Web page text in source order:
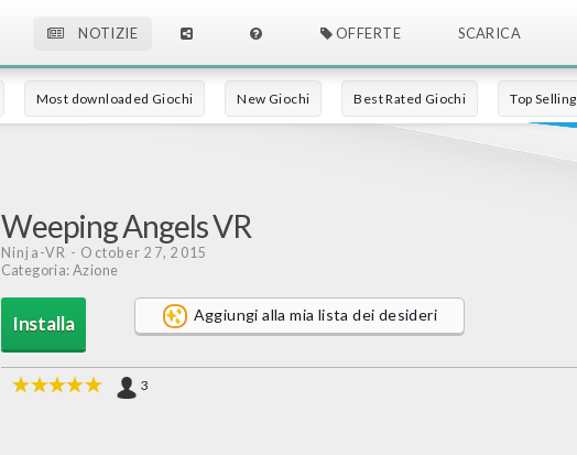
NOTIZIE OFFERTE SCARICA
Most downloaded Giochi New Giochi Best Rated Giochi Top
Weeping Angels VR
Ninja-VR - October 27, 2015
Categoria: Azione
Installa Aggiungi alla mia lista dei desideri
3